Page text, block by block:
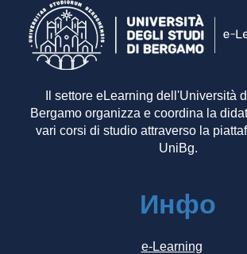
Il settore eLearning dell'Università
Bergamo organizza e coordina la
vari corsi di studio attraverso la
UniBg.
Инфо
e-Learning